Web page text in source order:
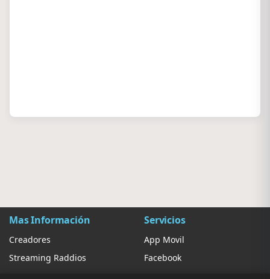
Mas Información
Creadores
Streaming Raddios
Servicios
App Movil
Facebook